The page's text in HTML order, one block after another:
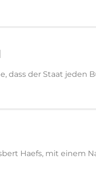
dass der Staat jeden
Haefs, mit einem